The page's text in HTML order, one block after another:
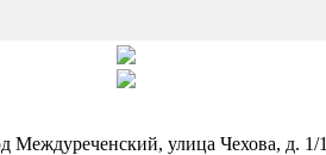
улица Чехова, д. 1/1